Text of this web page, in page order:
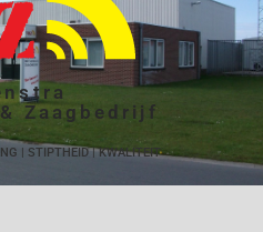
Zaagbedrijf
| STIPTHEID | KWALITEIT